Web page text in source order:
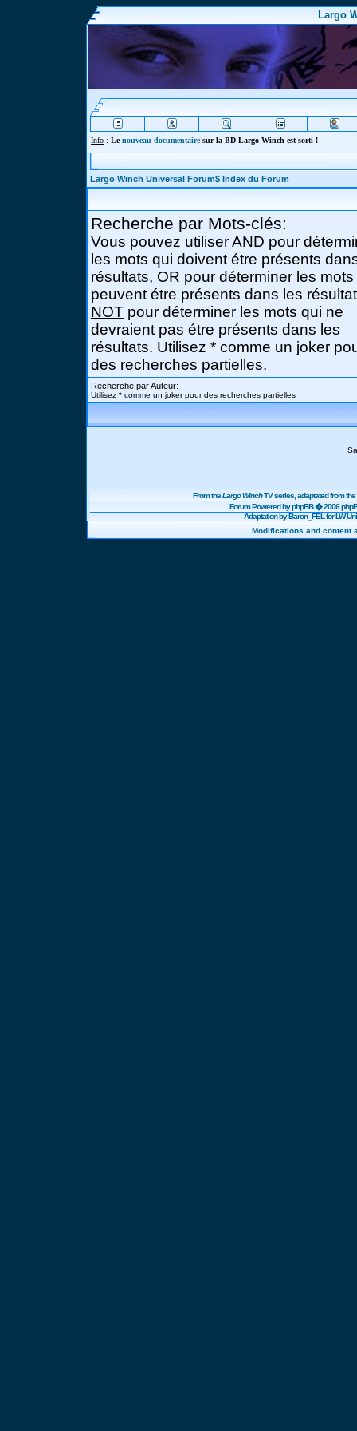
Largo
Info : Lenouveau documentairesur la BD Largo Winch est sorti !
Largo Winch Universal Forum$ Index du Forum
Recherche par Mots-clés:
Vous pouvez utiliserAND pour
les mots qui doivent étre présents
résultats, OR pour déterminer les
peuvent étre présents dans les
NOT pour déterminer les mots qui ne
devraient pas étre présents dans les
résultats. Utilisez * comme un joker
des recherches partielles.
Recherche par Auteur:
Utilisez * comme un joker pour des recherches partielles
From theLargo WinchTV series, adaptated from
Forum Powered byphpBB� 2006
Adaptation by Baron_FEL for LW
Modifications and content